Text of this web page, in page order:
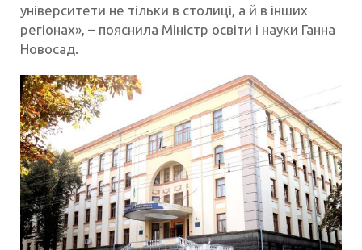
університети не тільки в столиці, а й в інших
регіонах», – пояснила Міністр освіти і науки Ганна
Новосад.